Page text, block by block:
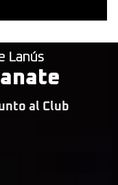
Lanús
al Club